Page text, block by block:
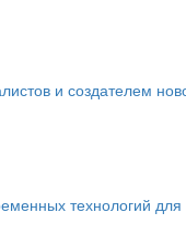
и создателем
технологий